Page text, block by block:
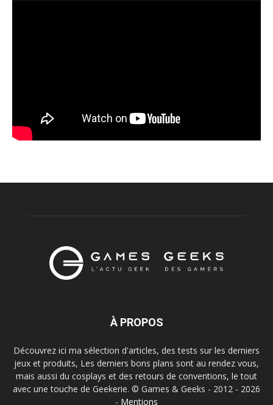
À PROPOS
Découvrez ici ma sélection d'articles, des tests sur les derniers
jeux et produits, Les derniers bons plans sont au rendez vous,
mais aussi du cosplays et des retours de conventions, le tout
avec une touche de Geekerie. © Games & Geeks - 2012 - 2026
- Mentions